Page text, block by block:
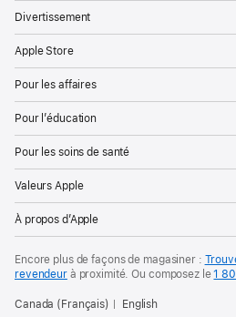
Divertissement
Apple Store
Pour les affaires
Pour l’éducation
Pour les soins de santé
Valeurs Apple
À propos d’Apple
Encore plus de façons de magasiner :
revendeurà proximité. Ou composez le1
Canada (Français) English